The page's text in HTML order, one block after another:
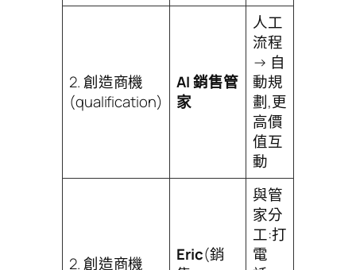
2. 創造商機
(qualification)
AI 銷售管
家
人工
流程
→ 自
動規
劃,更
高價
值互
動
2. 創造商機
Eric(銷
與管
家分
工:打
電